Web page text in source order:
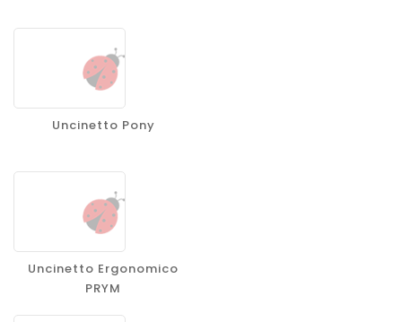
Uncinetto Pony
Uncinetto Ergonomico
PRYM